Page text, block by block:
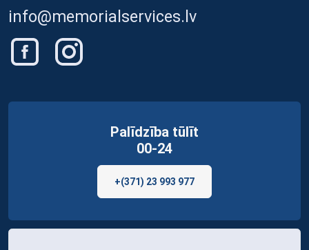
info@memorialservices.lv
Palīdzība tūlīt
00-24
+(371) 23 993 977